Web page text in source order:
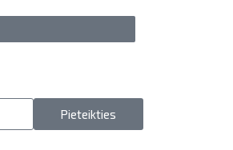
Pieteikties